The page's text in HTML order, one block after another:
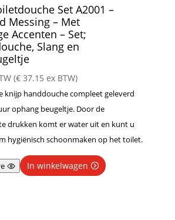
Set A2001 –
Messing – Met
Accenten – Set;
Slang en
(€37.15 ex BTW)
knijp handdouche compleet geleverd
ophang beugeltje. Door de
drukken komt er water uit en kunt u
hygiënisch schoonmaken op het toilet.
In winkelwagen